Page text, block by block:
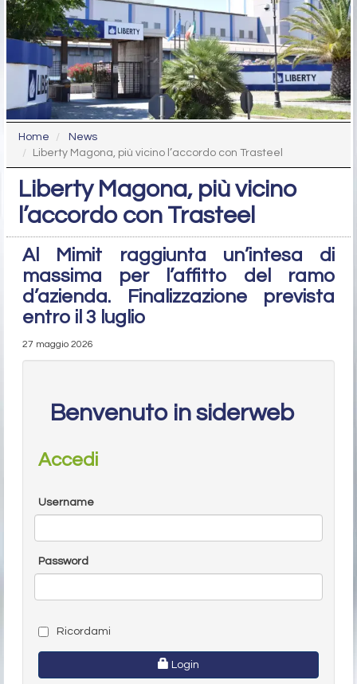
Home
News
Liberty Magona, più vicino l’accordo con Trasteel
Liberty Magona, più vicino
l’accordo con Trasteel
Al Mimit raggiunta un’intesa di
massima per l’affitto del ramo
d’azienda. Finalizzazione prevista
entro il 3 luglio
27 maggio 2026
Benvenuto in siderweb
Accedi
Username
Password
Ricordami
Login